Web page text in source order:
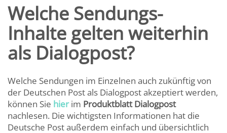
Welche Sendungs-
Inhalte gelten weiterhin
als Dialogpost?
Welche Sendungen im Einzelnen auch zukünftig von
der Deutschen Post als Dialogpost akzeptiert werden,
können Sie hierim Produktblatt Dialogpost
nachlesen. Die wichtigsten Informationen hat die
Deutsche Post außerdem einfach und übersichtlich